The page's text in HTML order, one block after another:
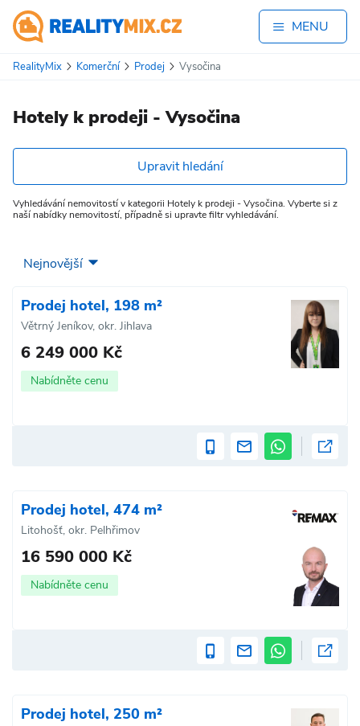
MENU
RealityMix Komerční Prodej Vysočina
Hotely k prodeji - Vysočina
Upravit hledání
Vyhledávání nemovitostí v kategorii Hotely k prodeji - Vysočina. Vyberte si z
naší nabídky nemovitostí, případně si upravte filtr vyhledávání.
Prodej hotel, 198 m²
Větrný Jeníkov, okr. Jihlava
6 249 000 Kč
Nabídněte cenu
Prodej hotel, 474 m²
Litohošť, okr. Pelhřimov
16 590 000 Kč
Nabídněte cenu
Prodej hotel, 250 m²